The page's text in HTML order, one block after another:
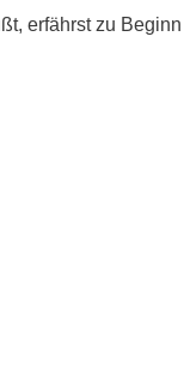
erfährst zu